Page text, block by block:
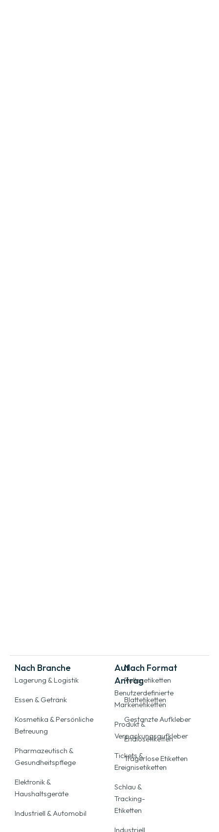
Nach Branche
Lagerung & Logistik
Essen & Getränk
Kosmetika & Persönliche
Betreuung
Pharmazeutisch &
Gesundheitspflege
Elektronik &
Haushaltsgeräte
Industriell & Automobil
Auf
Antrag
Benutzerdefinierte
Markenetiketten
Produkt &
Verpackungsaufkleber
Tickets &
Ereignisetiketten
Schlau &
Tracking-
Etiketten
Industriell
Nach Format
Rollenetiketten
Blattetiketten
Gestanzte Aufkleber
Endlosetiketten
Trägerlose Etiketten